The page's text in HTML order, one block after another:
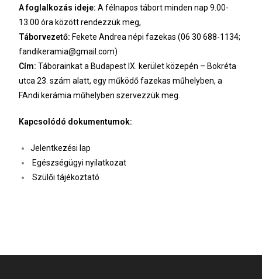
A foglalkozás ideje: A félnapos tábort minden nap 9.00-
13.00 óra között rendezzük meg,
Táborvezető: Fekete Andrea népi fazekas (06 30 688-1134;
fandikeramia@gmail.com)
Cím: Táborainkat a Budapest IX. kerület közepén – Bokréta
utca 23. szám alatt, egy működő fazekasműhelyben, a
FAndi kerámia műhelyben szervezzük meg.
Kapcsolódó dokumentumok:
Jelentkezési lap
Egészségügyi nyilatkozat
Szülői tájékoztató